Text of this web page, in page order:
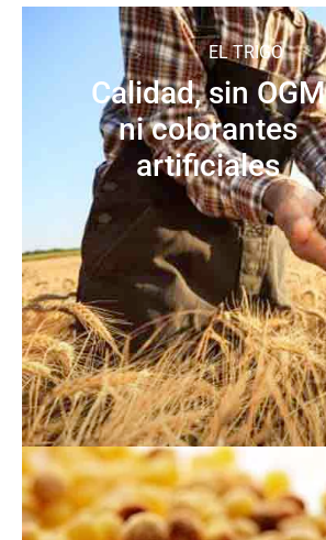
EL TRIGO
Calidad, sin OGM
ni colorantes
artificiales